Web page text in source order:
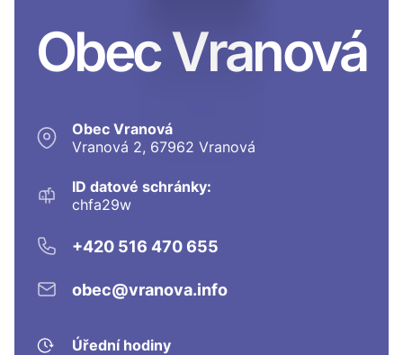
Obec Vranová
Obec Vranová
Vranová 2, 67962 Vranová
ID datové schránky:
chfa29w
+420 516 470 655
obec@vranova.info
Úřední hodiny